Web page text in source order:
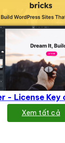
- License Key
Xem tất cả